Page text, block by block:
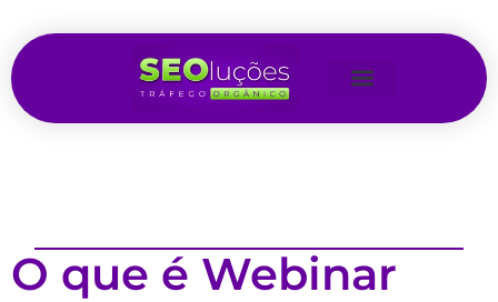
O que é Webinar